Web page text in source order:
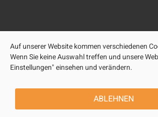
Auf unserer Website kommen verschiedenen
Wenn Sie keine Auswahl treffen und unsere
Einstellungen" einsehen und verändern.
ABLEHNEN